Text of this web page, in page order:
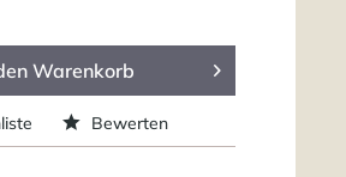
Warenkorb
Bewerten